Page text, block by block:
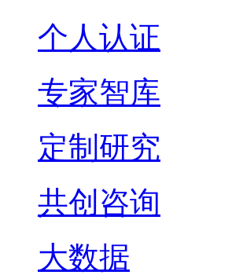
个人认证
专家智库
定制研究
共创咨询
大数据